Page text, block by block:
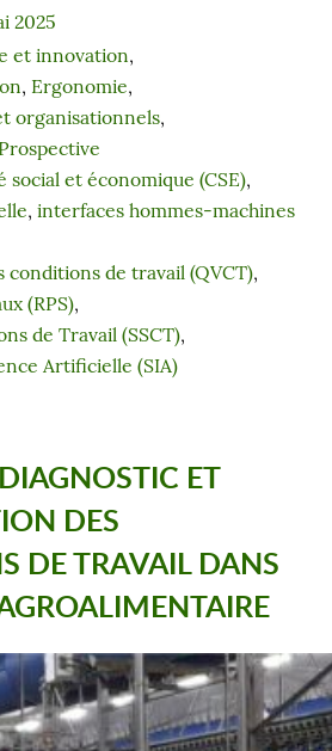
2025
et innovation,
, Ergonomie,
organisationnels,
et économique (CSE),
, interfaces hommes-machines
conditions de travail (QVCT),
(RPS),
de Travail (SSCT),
Artificielle (SIA)
ET
DES
DE TRAVAIL DANS